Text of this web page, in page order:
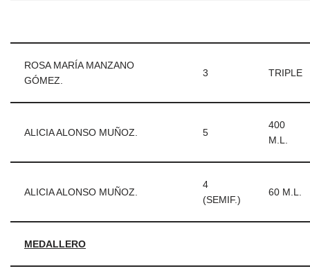
ROSA MARÍA MANZANO
GÓMEZ.
3 TRIPLE
ALICIA ALONSO MUÑOZ. 5
400
M.L.
ALICIA ALONSO MUÑOZ.
4
(SEMIF.)
60 M.L.
MEDALLERO